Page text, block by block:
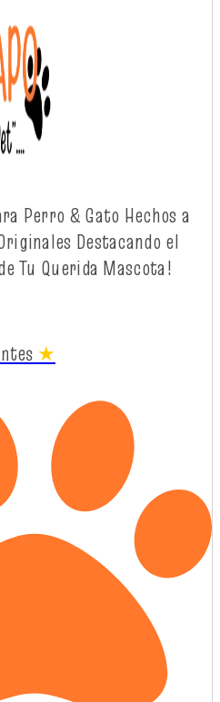
Perro & Gato Hechos a
Destacando el
Tu Querida Mascota!
★